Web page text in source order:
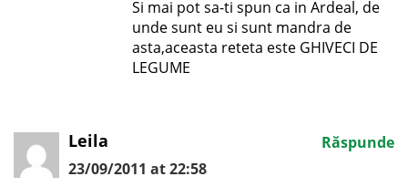
Si mai pot sa-ti spun ca in Ardeal, de
unde sunt eu si sunt mandra de
asta,aceasta reteta este GHIVECI DE
LEGUME
Leila
23/09/2011 at 22:58
Răspunde